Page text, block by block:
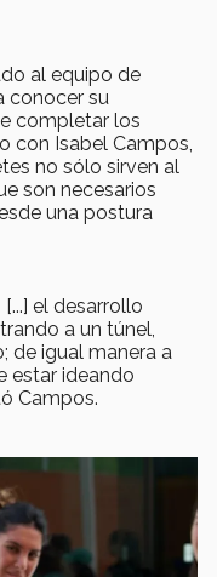
​al​ ​equipo​ ​de​
​conocer​ ​su​
​completar​ ​los​
​con​ ​Isabel​ ​Campos,​
​no​ ​sólo​ ​sirven​ ​al​
​son​ ​necesarios​
​una​ ​postura​
el desarrollo
a un túnel,
de igual manera a
estar ideando
Campos.